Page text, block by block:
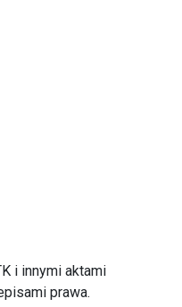
i innymi aktami
prawa.